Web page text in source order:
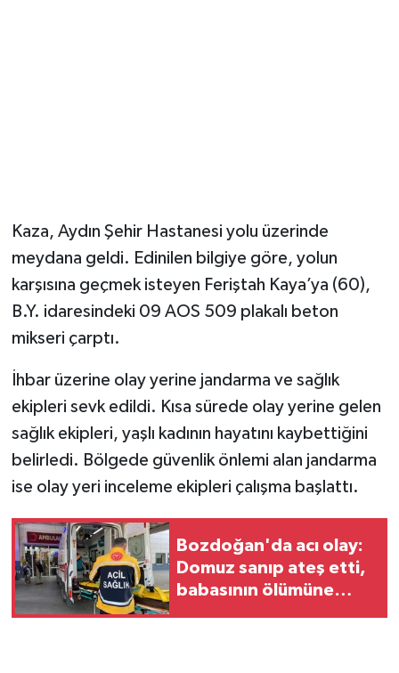
Kaza, Aydın Şehir Hastanesi yolu üzerinde
meydana geldi. Edinilen bilgiye göre, yolun
karşısına geçmek isteyen Feriştah Kaya’ya (60),
B.Y. idaresindeki 09 AOS 509 plakalı beton
mikseri çarptı.
İhbar üzerine olay yerine jandarma ve sağlık
ekipleri sevk edildi. Kısa sürede olay yerine gelen
sağlık ekipleri, yaşlı kadının hayatını kaybettiğini
belirledi. Bölgede güvenlik önlemi alan jandarma
ise olay yeri inceleme ekipleri çalışma başlattı.
Bozdoğan'da acı olay:
Domuz sanıp ateş etti,
babasının ölümüne